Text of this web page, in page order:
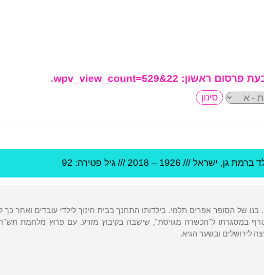
פרסום ראשון: 22&wpv_view_count=529
.
ברמת גן, ישראל///
1926
–
2018 /// גיל פטירה: 92
בנו של הסופר אפרים תלמי. בילדותו התחנך בבית חינוך לילדי עובדים ואחר
במסגרתו ל"הכשרה מגויסת", שישבה בקיבוץ מזרע. עם פרוץ מלחמת
לירושלים ובשער הגיא.